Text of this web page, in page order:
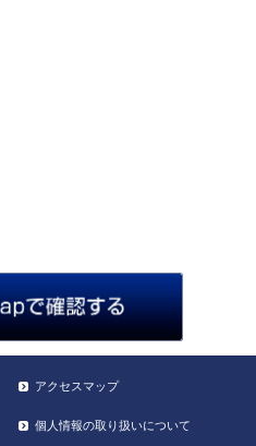
アクセスマップ
個人情報の取り扱いについて